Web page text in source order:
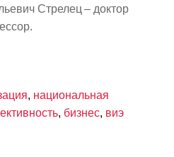
Стрелец – доктор
, национальная
, бизнес, виэ